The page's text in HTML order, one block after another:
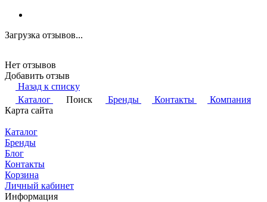
Загрузка отзывов...
Нет отзывов
Добавить отзыв
Назад к списку
Каталог
Поиск Бренды Контакты
Компания
Карта сайта
Каталог
Бренды
Блог
Контакты
Корзина
Личный кабинет
Информация